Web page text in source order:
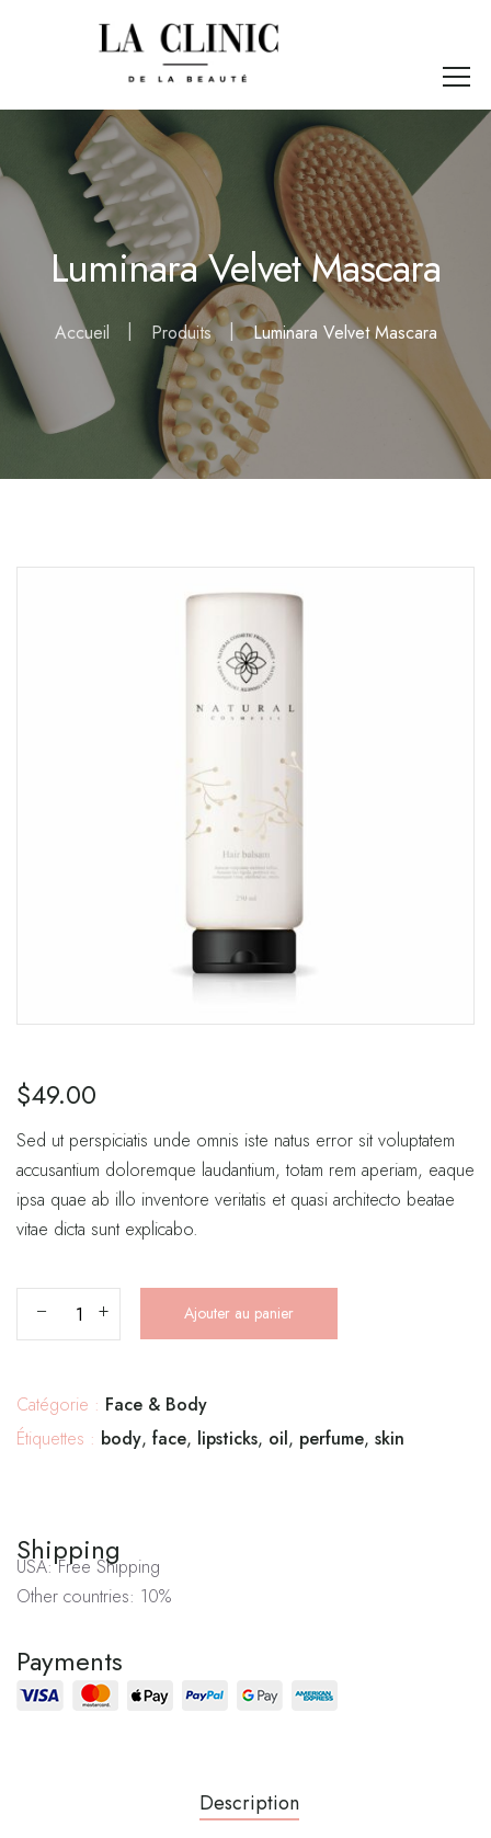
Luminara Velvet Mascara
Accueil Produits Luminara Velvet Mascara
$49.00
Sed ut perspiciatis unde omnis iste natus error sit voluptatem
accusantium doloremque laudantium, totam rem aperiam, eaque
ipsa quae ab illo inventore veritatis et quasi architecto beatae
vitae dicta sunt explicabo.
Ajouter au panier
Catégorie : Face & Body
Étiquettes : body, face, lipsticks, oil, perfume, skin
Shipping
USA: Free Shipping
Other countries: 10%
Payments
Description